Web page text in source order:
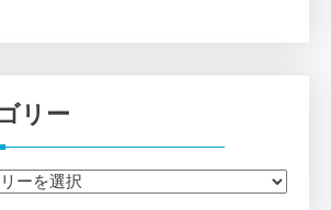
リー